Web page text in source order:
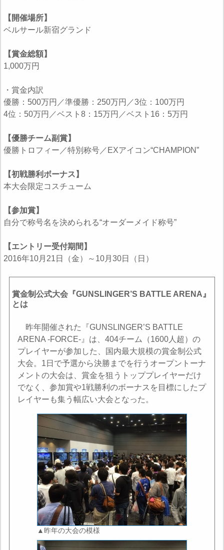
【開催場所】
ベルサール新宿グランド
【賞金総額】
1,000万円
・賞金内訳
優勝：500万円／準優勝：250万円／3位：100万円
4位：50万円／ベスト8：15万円／ベスト16：5万円
【優勝チーム副賞】
優勝トロフィー／特別称号／EXアイコン“CHAMPION”
【初戦勝利ボーナス】
本大会限定コスチューム
【参加賞】
自分で称号名を決められる“オーダーメイド称号”
【エントリー受付期間】
2016年10月21日（金）～10月30日（日）
賞金制公式大会『GUNSLINGER’S BATTLE ARENA』
とは
昨年開催された『GUNSLINGER’S BATTLE
ARENA -FORCE-』は、404チーム（1600人超）の
プレイヤーが参加した、国内最大規模の賞金制公式
大会。1日で予選から決勝までを行うオープントーナ
メントの大会は、賞金を狙うトッププレイヤーだけ
でなく、参加賞や1戦勝利のボーナスを目標にしたプ
レイヤーも集う幅広い大会となった。
▲昨年の大会の模様